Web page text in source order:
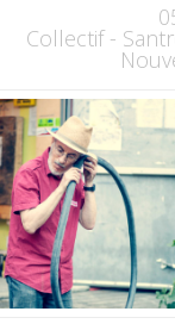
Collectif -